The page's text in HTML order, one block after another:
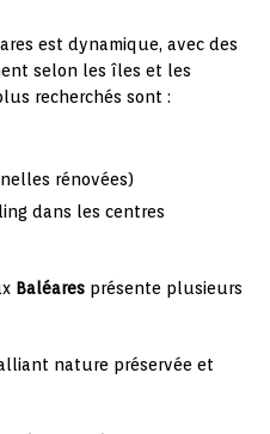
est dynamique, avec des
selon les îles et les
recherchés sont :
rénovées)
dans les centres
Baléares présente plusieurs
nature préservée et